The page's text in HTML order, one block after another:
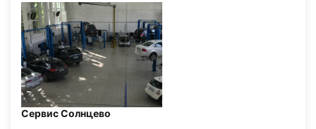
Сервис Солнцево